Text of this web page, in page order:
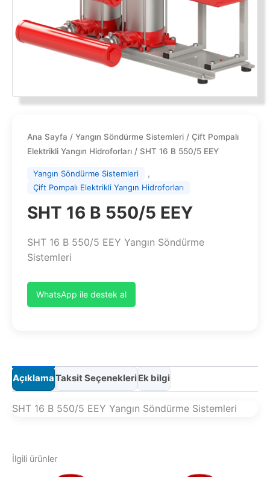
Ana Sayfa / Yangın Söndürme Sistemleri / Çift Pompalı
Elektrikli Yangın Hidroforları / SHT 16 B 550/5 EEY
Yangın Söndürme Sistemleri ,
Çift Pompalı Elektrikli Yangın Hidroforları
SHT 16 B 550/5 EEY
SHT 16 B 550/5 EEY Yangın Söndürme
Sistemleri
WhatsApp ile destek al
AçıklamaTaksit SeçenekleriEk bilgi
SHT 16 B 550/5 EEY Yangın Söndürme Sistemleri
İlgili ürünler